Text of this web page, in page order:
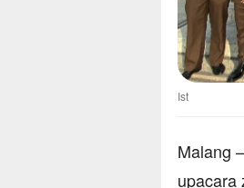
Ist
Malang
upacara